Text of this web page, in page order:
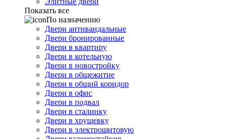
Показать все
По назначению
Двери антивандальные
Двери бронированные
Двери в квартиру
Двери в котельную
Двери в новостройку
Двери в общежитие
Двери в общий коридор
Двери в офис
Двери в подвал
Двери в сталинку
Двери в хрущевку
Двери в электрощитовую